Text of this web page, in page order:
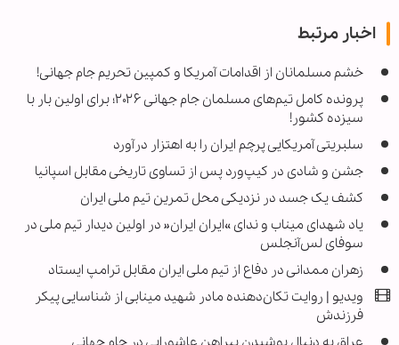
اخبار مرتبط
خشم مسلمانان از اقدامات آمریکا و کمپین تحریم جام جهانی!
پرونده کامل تیم‌های مسلمان جام جهانی ۲۰۲۶؛ برای اولین بار با
سیزده کشور!
سلبریتی آمریکایی پرچم ایران را به اهتزار درآورد
جشن و شادی در کیپ‌ورد پس از تساوی تاریخی مقابل اسپانیا
کشف یک جسد در نزدیکی محل تمرین تیم ملی ایران
یاد شهدای میناب و ندای »ایران ایران« در اولین دیدار تیم ملی در
سوفای لس‌آنجلس
زهران ممدانی در دفاع از تیم ملی ایران مقابل ترامپ ایستاد
ویدیو | روایت تکان‌دهنده مادر شهید مینابی از شناسایی پیکر
فرزندش